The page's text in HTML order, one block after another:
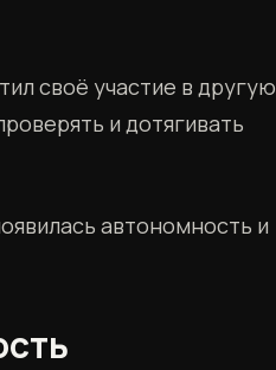
своё участие в другую
и дотягивать
автономность и